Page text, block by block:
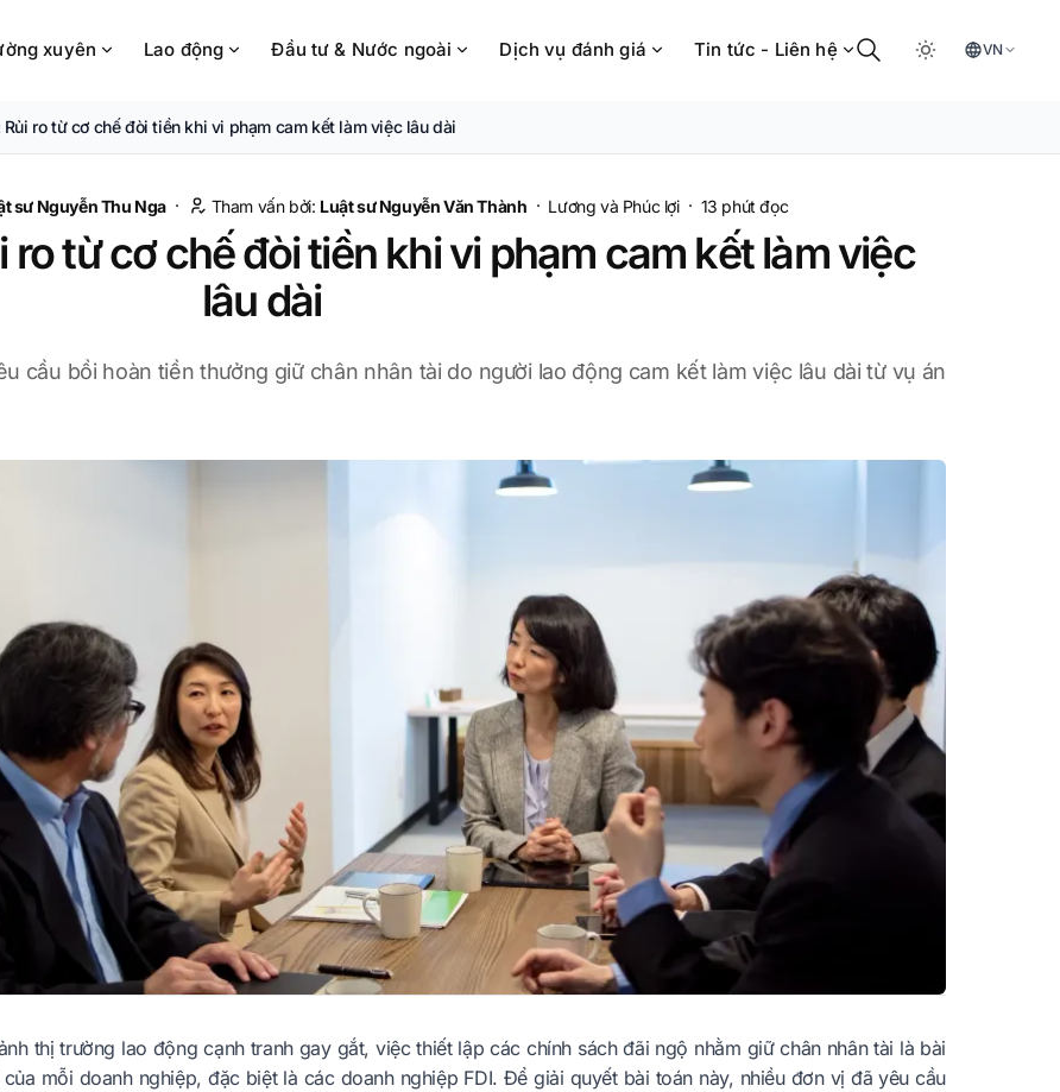
xuyên Lao động Đầu tư & Nước ngoài Dịch vụ đánh giá Tin tức - Liên hệ VN
Rủi ro từ cơ chế đòi tiền khi vi phạm cam kết làm việc lâu dài
sư Nguyễn Thu Nga · Tham vấn bởi: Luật sư Nguyễn Văn Thành · Lương và Phúc lợi · 13 phút đọc
ro từ cơ chế đòi tiền khi vi phạm cam kết làm việc
lâu dài
cầu bồi hoàn tiền thưởng giữ chân nhân tài do người lao động cam kết làm việc lâu dài từ vụ án
thị trường lao động cạnh tranh gay gắt, việc thiết lập các chính sách đãi ngộ nhằm giữ chân nhân tài là bài
mỗi doanh nghiệp, đặc biệt là các doanh nghiệp FDI. Để giải quyết bài toán này, nhiều đơn vị đã yêu cầu